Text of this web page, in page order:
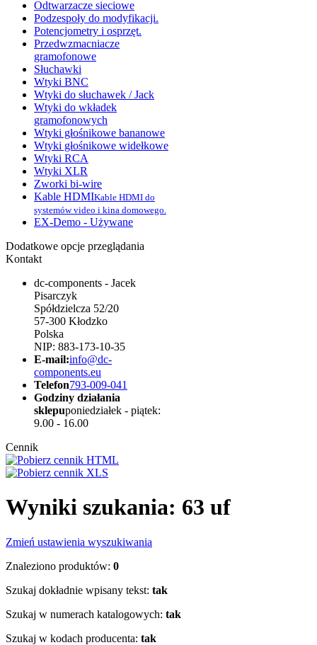
Odtwarzacze sieciowe
Podzespoły do modyfikacji.
Potencjometry i osprzęt.
Przedwzmacniacze
gramofonowe
Słuchawki
Wtyki BNC
Wtyki do słuchawek / Jack
Wtyki do wkładek
gramofonowych
Wtyki głośnikowe bananowe
Wtyki głośnikowe widełkowe
Wtyki RCA
Wtyki XLR
Zworki bi-wire
Kable HDMIKable HDMI do
systemów video i kina domowego.
EX-Demo - Używane
Dodatkowe opcje przeglądania
Kontakt
dc-components - Jacek
Pisarczyk
Spółdzielcza 52/20
57-300 Kłodzko
Polska
NIP: 883-173-10-35
E-mail:info@dc-
components.eu
Telefon793-009-041
Godziny działania
sklepuponiedziałek - piątek:
9.00 - 16.00
Cennik
Wyniki szukania: 63 uf
Zmień ustawienia wyszukiwania
Znaleziono produktów: 0
Szukaj dokładnie wpisany tekst: tak
Szukaj w numerach katalogowych: tak
Szukaj w kodach producenta: tak